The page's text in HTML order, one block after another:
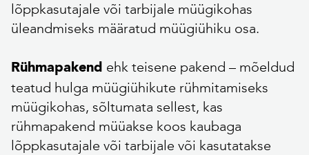
lõppkasutajale või tarbijale müügikohas
üleandmiseks määratud müügiühiku osa.
Rühmapakend ehk teisene pakend – mõeldud
teatud hulga müügiühikute rühmitamiseks
müügikohas, sõltumata sellest, kas
rühmapakend müüakse koos kaubaga
lõppkasutajale või tarbijale või kasutatakse